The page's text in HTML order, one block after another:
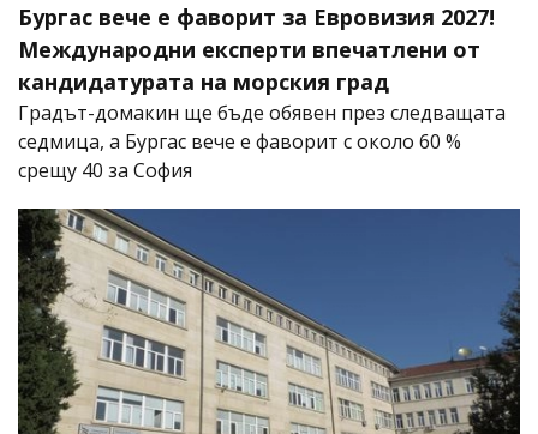
Бургас вече е фаворит за Евровизия 2027!
Международни експерти впечатлени от
кандидатурата на морския град
Градът-домакин ще бъде обявен през следващата
седмица, а Бургас вече е фаворит с около 60 %
срещу 40 за София